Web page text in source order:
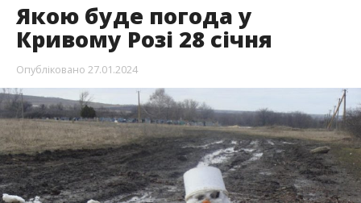
Якою буде погода у
Кривому Розі 28 січня
Опубліковано 27.01.2024